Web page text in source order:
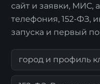
сайт и заявки, МИС,
телефония, 152-ФЗ,
запуска и первый
город и профиль
Я согласен с